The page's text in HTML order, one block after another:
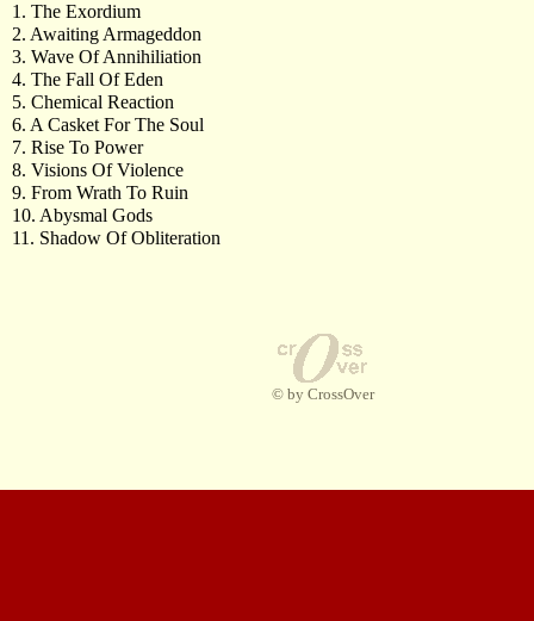
1. The Exordium
2. Awaiting Armageddon
3. Wave Of Annihiliation
4. The Fall Of Eden
5. Chemical Reaction
6. A Casket For The Soul
7. Rise To Power
8. Visions Of Violence
9. From Wrath To Ruin
10. Abysmal Gods
11. Shadow Of Obliteration
© by CrossOver